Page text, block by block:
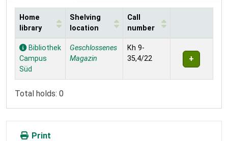
Holdings
Home
library
Shelving
location
Call
number
Bibliothek
Campus
Süd
Geschlossenes
Magazin
Kh 9-
35,4/22
Total holds: 0
Print